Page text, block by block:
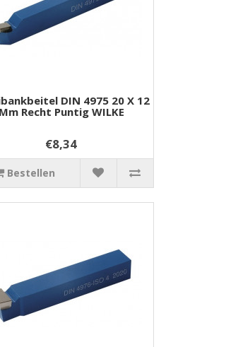
DIN 4975 20 X 12
Mm Recht Puntig WILKE
€8,34
Bestellen